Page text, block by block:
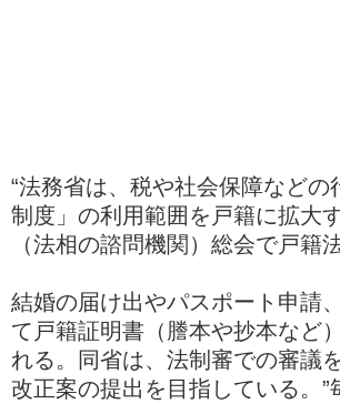
“法務省は、税や社会保障など
制度」の利用範囲を戸籍に拡大
（法相の諮問機関）総会で戸籍
結婚の届け出やパスポート申請
て戸籍証明書（謄本や抄本など
れる。同省は、法制審での審議
改正案の提出を目指している。